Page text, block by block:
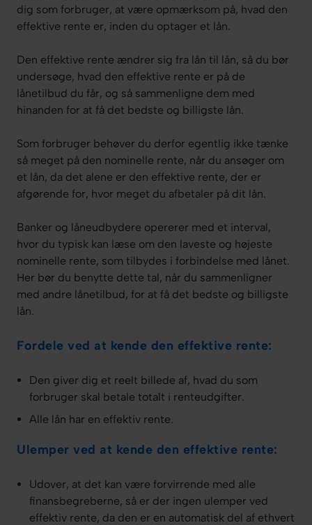
dig som forbruger, at være opmærksom på, hvad den
effektive rente er, inden du optager et lån.
Den effektive rente ændrer sig fra lån til lån, så du bør
undersøge, hvad den effektive rente er på de
lånetilbud du får, og så sammenligne dem med
hinanden for at få det bedste og billigste lån.
Som forbruger behøver du derfor egentlig ikke tænke
så meget på den nominelle rente, når du ansøger om
et lån, da det alene er den effektive rente, der er
afgørende for, hvor meget du afbetaler på dit lån.
Banker og låneudbydere opererer med et interval,
hvor du typisk kan læse om den laveste og højeste
nominelle rente, som tilbydes i forbindelse med lånet.
Her bør du benytte dette tal, når du sammenligner
med andre lånetilbud, for at få det bedste og billigste
lån.
Fordele ved at kende den effektive rente:
Den giver dig et reelt billede af, hvad du som
forbruger skal betale totalt i renteudgifter.
Alle lån har en effektiv rente.
Ulemper ved at kende den effektive rente:
Udover, at det kan være forvirrende med alle
finansbegreberne, så er der ingen ulemper ved
effektiv rente, da den er en automatisk del af ethvert